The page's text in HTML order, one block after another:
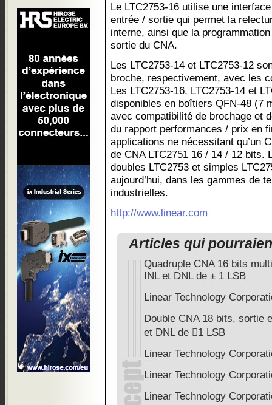
Le LTC2753-16 utilise une
entrée / sortie qui permet la
interne, ainsi que la
sortie du CNA.
Les LTC2753-14 et LTC2753-12
broche, respectivement, avec les
Les LTC2753-16, LTC2753-14 et
disponibles en boîtiers QFN-48 (7
avec compatibilité de brochage et
du rapport performances / prix en
applications ne nécessitant qu’un
de CNA LTC2751 16 / 14 / 12 bits.
doubles LTC2753 et simples
aujourd’hui, dans les gammes de
industrielles.
http://www.linear.com
Articles qui
Quadruple CNA 16 bits
INL et DNL de ± 1 LSB
Linear Technology
Double CNA 18 bits, sortie
et DNL de 1 LSB
Linear Technology
Linear Technology
Linear Technology